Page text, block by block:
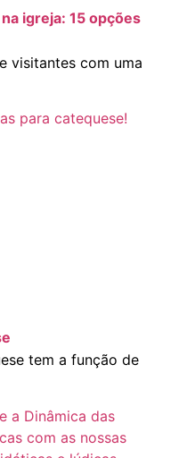
igreja: 15 opções
visitantes com uma
tem a função de